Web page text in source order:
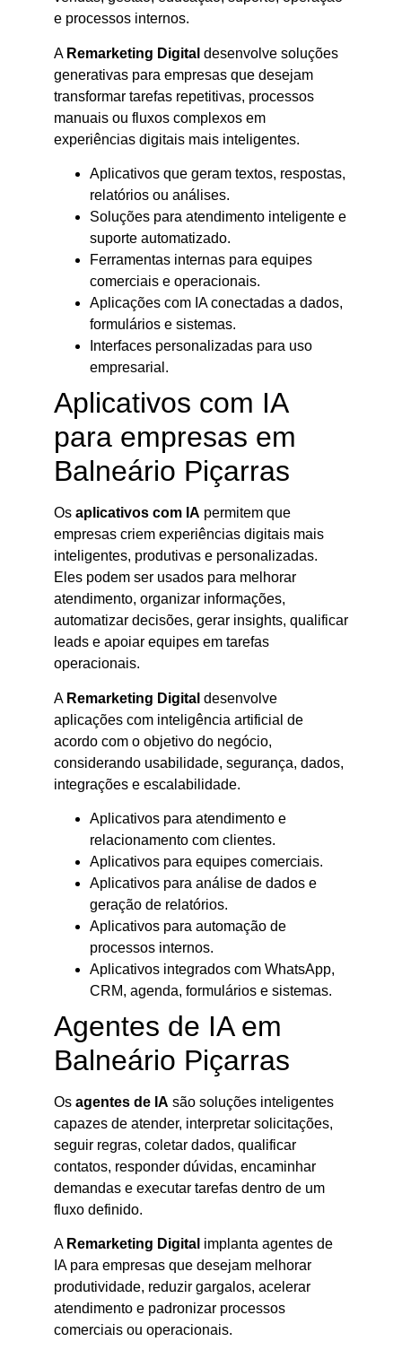
e processos internos.
A Remarketing Digital desenvolve soluções
generativas para empresas que desejam
transformar tarefas repetitivas, processos
manuais ou fluxos complexos em
experiências digitais mais inteligentes.
Aplicativos que geram textos, respostas,
relatórios ou análises.
Soluções para atendimento inteligente e
suporte automatizado.
Ferramentas internas para equipes
comerciais e operacionais.
Aplicações com IA conectadas a dados,
formulários e sistemas.
Interfaces personalizadas para uso
empresarial.
Aplicativos com IA
para empresas em
Balneário Piçarras
Os aplicativos com IA permitem que
empresas criem experiências digitais mais
inteligentes, produtivas e personalizadas.
Eles podem ser usados para melhorar
atendimento, organizar informações,
automatizar decisões, gerar insights, qualificar
leads e apoiar equipes em tarefas
operacionais.
A Remarketing Digital desenvolve
aplicações com inteligência artificial de
acordo com o objetivo do negócio,
considerando usabilidade, segurança, dados,
integrações e escalabilidade.
Aplicativos para atendimento e
relacionamento com clientes.
Aplicativos para equipes comerciais.
Aplicativos para análise de dados e
geração de relatórios.
Aplicativos para automação de
processos internos.
Aplicativos integrados com WhatsApp,
CRM, agenda, formulários e sistemas.
Agentes de IA em
Balneário Piçarras
Os agentes de IA são soluções inteligentes
capazes de atender, interpretar solicitações,
seguir regras, coletar dados, qualificar
contatos, responder dúvidas, encaminhar
demandas e executar tarefas dentro de um
fluxo definido.
A Remarketing Digital implanta agentes de
IA para empresas que desejam melhorar
produtividade, reduzir gargalos, acelerar
atendimento e padronizar processos
comerciais ou operacionais.